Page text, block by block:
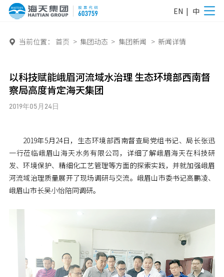
EN | 中
 当前位置： 首页 > 集团动态 > 集团新闻 > 新闻详情
以科技赋能峨眉河流域水治理 生态环境部西南督
察局高度肯定海天集团
2019年05月24日
2019年5月24日，生态环境部西南督查局党组书记、局长张迅
一行莅临峨眉山海天水务有限公司，详细了解峨眉海天在科技研
发、环境保护、精细化工艺管理等方面的探索实践，并就加强峨眉
河流域治理质量展开了现场调研与交流。峨眉山市委书记高鹏凌、
峨眉山市长吴小怡陪同调研。